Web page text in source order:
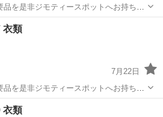
是非ジモティースポットへお持ち込
ポーツ・レジャー用品、こども用品、
本、CD・DVDなどが無料でまとめて持
/デニム
衣類
7月22日
是非ジモティースポットへお持ち込
ポーツ・レジャー用品、こども用品、
本、CD・DVDなどが無料でまとめて持
/デニム
衣類